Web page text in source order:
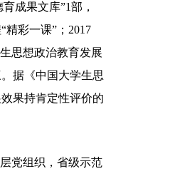
成果文库”1部，
彩一课”；2017
思想政治教育发展
据《中国大学生思
果持肯定性评价的
党组织，省级示范